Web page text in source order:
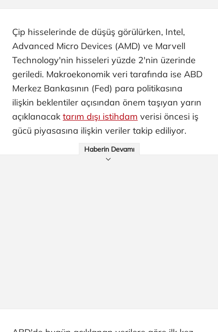
Çip hisselerinde de düşüş görülürken, Intel,
Advanced Micro Devices (AMD) ve Marvell
Technology'nin hisseleri yüzde 2'nin üzerinde
geriledi. Makroekonomik veri tarafında ise ABD
Merkez Bankasının (Fed) para politikasına
ilişkin beklentiler açısından önem taşıyan yarın
açıklanacak tarım dışı istihdam verisi öncesi iş
gücü piyasasına ilişkin veriler takip ediliyor.
Haberin Devamı